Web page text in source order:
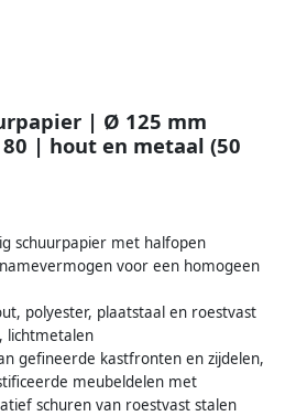
| Ø 125 mm
| hout en metaal (50
schuurpapier met halfopen
voor een homogeen
polyester, plaatstaal en roestvast
lichtmetalen
gefineerde kastfronten en zijdelen,
meubeldelen met
schuren van roestvast stalen